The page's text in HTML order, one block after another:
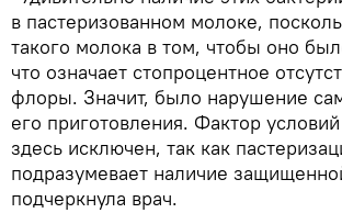
в пастеризованном молоке,
такого молока в том, чтобы оно
что означает стопроцентное
флоры. Значит, было нарушение
его приготовления. Фактор
здесь исключен, так как
подразумевает наличие
подчеркнула врач.